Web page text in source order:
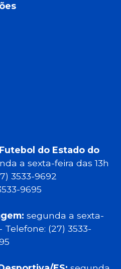
do Estado do
a sexta-feira das 13h
3533-9692
9695
segunda a sexta-
Telefone: (27) 3533-